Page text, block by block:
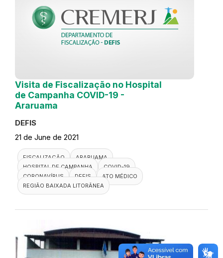
Visita de Fiscalização no Hospital
de Campanha COVID-19 -
Araruama
DEFIS
21 de June de 2021
FISCALIZAÇÃO
ARARUAMA
HOSPITAL DE CAMPANHA
COVID-19
CORONAVÍRUS
DEFIS
ATO MÉDICO
REGIÃO BAIXADA LITORÂNEA